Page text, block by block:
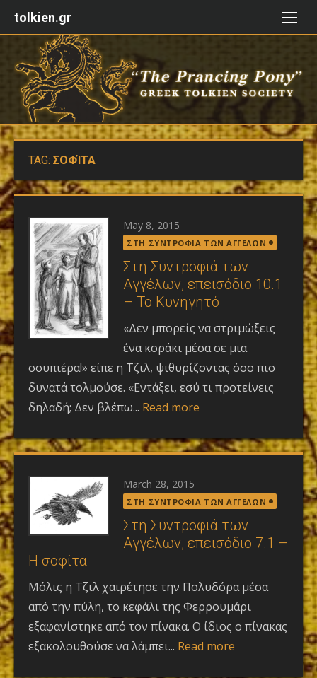
Skip
content
tolkien.gr
TAG: ΣΟΦΊΤΑ
Posted
on
May 8, 2015
ΣΤΗ ΣΥΝΤΡΟΦΙΑ ΤΩΝ ΑΓΓΕΛΩΝ
Στη Συντροφιά των
Αγγέλων, επεισόδιο 10.1
– Το Κυνηγητό
«Δεν μπορείς να στριμώξεις
ένα κοράκι μέσα σε μια
σουπιέρα!» είπε η Τζιλ, ψιθυρίζοντας όσο πιο
δυνατά τολμούσε. «Εντάξει, εσύ τι προτείνεις
δηλαδή; Δεν βλέπω... Read more
Posted
on
March 28, 2015
ΣΤΗ ΣΥΝΤΡΟΦΙΑ ΤΩΝ ΑΓΓΕΛΩΝ
Στη Συντροφιά των
Αγγέλων, επεισόδιο 7.1 –
Η σοφίτα
Μόλις η Τζιλ χαιρέτησε την Πολυδόρα μέσα
από την πύλη, το κεφάλι της Φερρουμάρι
εξαφανίστηκε από τον πίνακα. Ο ίδιος ο πίνακας
εξακολουθούσε να λάμπει... Read more